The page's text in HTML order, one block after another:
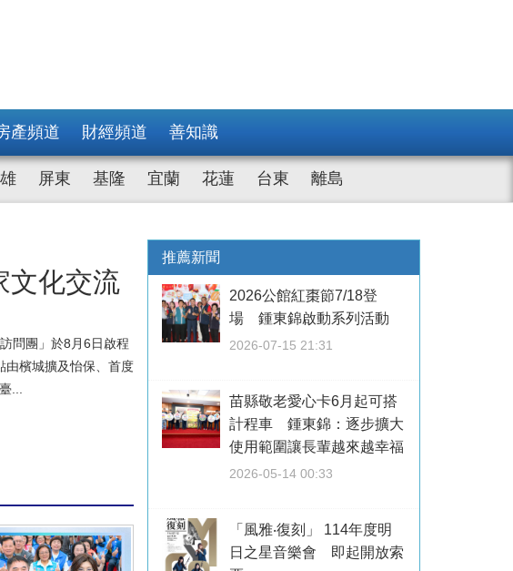
產頻道 財經頻道 善知識
屏東 基隆 宜蘭 花蓮 台東 離島
文化交流
問團」於8月6日啟程
由檳城擴及怡保、首度
...
推薦新聞
2026公館紅棗節7/18登
場 鍾東錦啟動系列活動
2026-07-15 21:31
苗縣敬老愛心卡6月起可搭
計程車 鍾東錦：逐步擴大
使用範圍讓長輩越來越幸福
2026-05-14 00:33
「風雅‧復刻」 114年度明
日之星音樂會 即起開放索